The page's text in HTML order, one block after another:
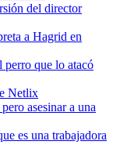
del director
a Hagrid en
perro que lo atacó
Netlix
asesinar a una
es una trabajadora